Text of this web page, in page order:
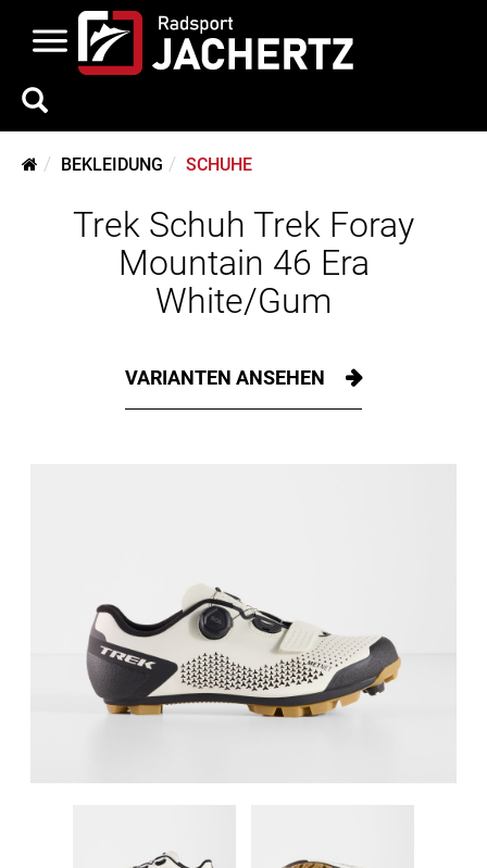
BEKLEIDUNG SCHUHE
Trek Schuh Trek Foray
Mountain 46 Era
White/Gum
VARIANTEN ANSEHEN